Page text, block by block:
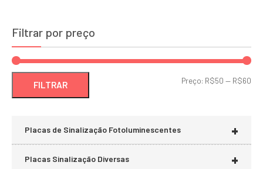
Filtrar por preço
FILTRAR Preço: R$50 — R$60
+
Placas de Sinalização Fotoluminescentes
+
Placas Sinalização Diversas